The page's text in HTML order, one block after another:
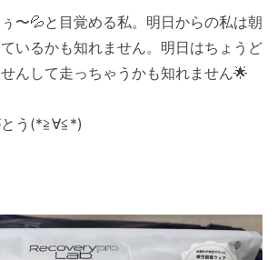
〜💦と目覚める私。明日からの私は朝
いるかも知れません。明日はちょうど
んして走っちゃうかも知れません🌟
とう(*≧∀≦*)